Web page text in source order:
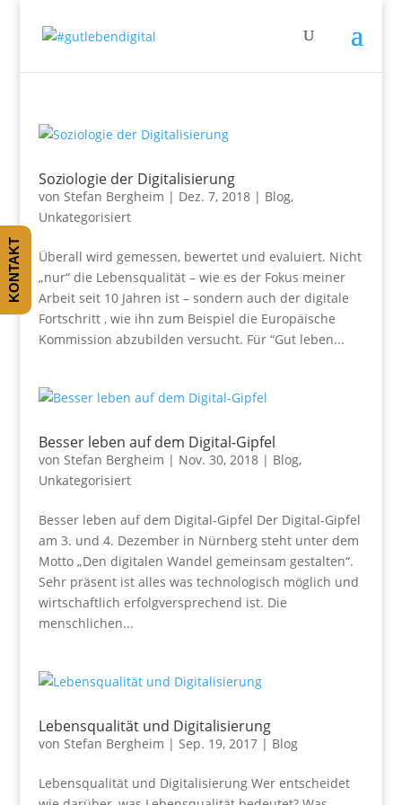
Soziologie der Digitalisierung
von Stefan Bergheim | Dez. 7, 2018| Blog,
Unkategorisiert
Überall wird gemessen, bewertet und evaluiert. Nicht
„nur“ die Lebensqualität – wie es der Fokus meiner
Arbeit seit 10 Jahren ist – sondern auch der digitale
Fortschritt , wie ihn zum Beispiel die Europäische
Kommission abzubilden versucht. Für “Gut leben...
Besser leben auf dem Digital-Gipfel
von Stefan Bergheim | Nov. 30, 2018| Blog,
Unkategorisiert
Besser leben auf dem Digital-Gipfel Der Digital-Gipfel
am 3. und 4. Dezember in Nürnberg steht unter dem
Motto „Den digitalen Wandel gemeinsam gestalten“.
Sehr präsent ist alles was technologisch möglich und
wirtschaftlich erfolgversprechend ist. Die
menschlichen...
Lebensqualität und Digitalisierung
von Stefan Bergheim | Sep. 19, 2017| Blog
Lebensqualität und Digitalisierung Wer entscheidet
KONTAKT